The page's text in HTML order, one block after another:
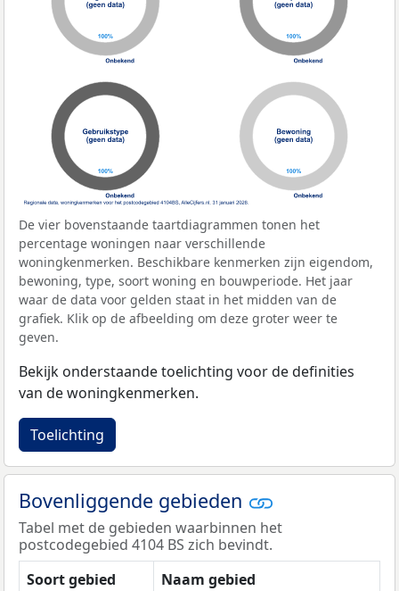
De vier bovenstaande taartdiagrammen tonen het
percentage woningen naar verschillende
woningkenmerken. Beschikbare kenmerken zijn eigendom,
bewoning, type, soort woning en bouwperiode. Het jaar
waar de data voor gelden staat in het midden van de
grafiek. Klik op de afbeelding om deze groter weer te
geven.
Bekijk onderstaande toelichting voor de definities
van de woningkenmerken.
Toelichting
Bovenliggende gebieden
Tabel met de gebieden waarbinnen het
postcodegebied 4104 BS zich bevindt.
Soort gebied
Naam gebied